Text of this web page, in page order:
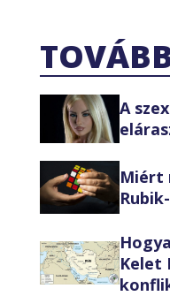
A
Miért
Kelet